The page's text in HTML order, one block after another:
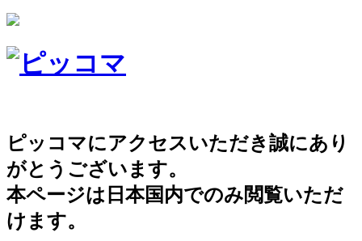
ピッコマにアクセスいただき誠にあり
がとうございます。
本ページは日本国内でのみ閲覧いただ
けます。